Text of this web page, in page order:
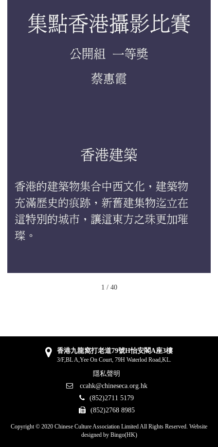
1 / 40
香港九龍窩打老道79號H怡安閣A座3樓
3/F,BL A,Yee On Court, 79H Waterlod Road,KL.
隱私聲明
ccahk@chineseca.org.hk
(852)2711 5179
(852)2768 8985
Copyright © 2020 Chinese Culture Association Limited All Rights Reserved. Website
designed by Bingo(HK)